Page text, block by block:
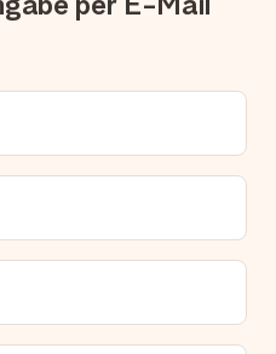
mitverschickt?
deiner Bestellung erhältst du
und kannst sie jederzeit in